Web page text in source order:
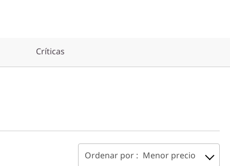
Críticas
Ordenar por : Menor precio